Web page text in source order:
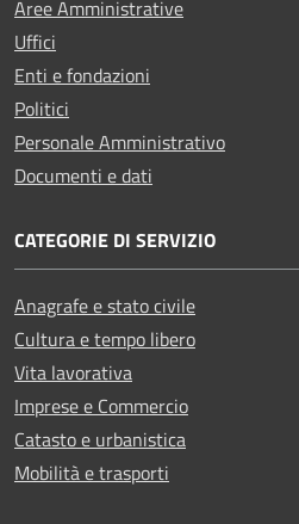
Aree Amministrative
Uffici
Enti e fondazioni
Politici
Personale Amministrativo
Documenti e dati
CATEGORIE DI SERVIZIO
Anagrafe e stato civile
Cultura e tempo libero
Vita lavorativa
Imprese e Commercio
Catasto e urbanistica
Mobilità e trasporti